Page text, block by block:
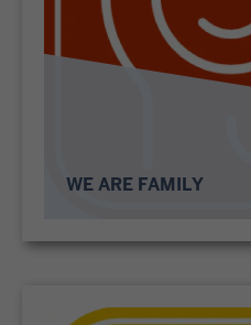
WE ARE FAMILY